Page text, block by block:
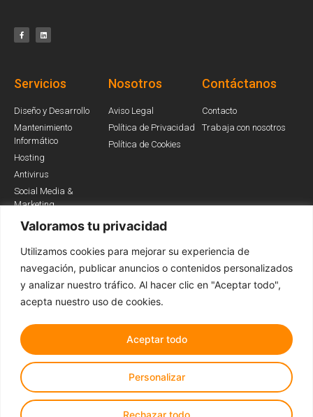
Valoramos tu privacidad
Utilizamos cookies para mejorar su experiencia de
navegación, publicar anuncios o contenidos personalizados
y analizar nuestro tráfico. Al hacer clic en "Aceptar todo",
acepta nuestro uso de cookies.
Personalizar
Rechazar todo
Aceptar todo
Servicios
Diseño y Desarrollo
Mantenimiento
Informático
Hosting
Antivirus
Social Media &
Marketing
Nosotros
Aviso Legal
Política de Privacidad
Política de Cookies
Contáctanos
Contacto
Trabaja con nosotros
Somos Partners
Todos los derechos reservados © 2022